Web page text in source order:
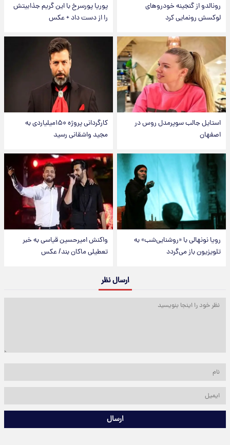
رونالدو از گنجینه خودروهای
لوکسش رونمایی کرد
پوریا پورسرخ با این گریم جذابیتش
را از دست داد + عکس
استایل جالب سوپرمدل روس در
اصفهان
کارگردانی پروژه ۱۵۰میلیاردی به
مجید واشقانی رسید
رویا نونهالی با «روشنایی‌شب» به
تلویزیون باز می‌گردد
واکنش امیرحسین قیاسی به خبر
تعطیلی ماکان بند/ عکس
ارسال نظر
ارسال